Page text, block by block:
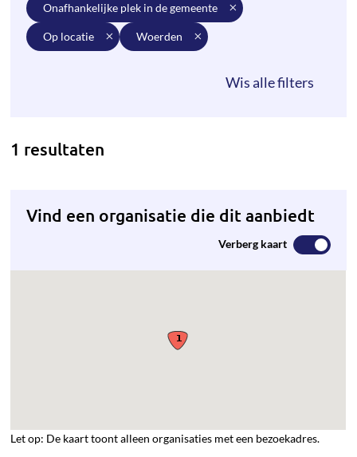
onafhankelijke plek in de gemeente
op locatie woerden
1 resultaten
Vind een organisatie die dit aanbiedt
Verberg kaart
Let op: De kaart toont alleen organisaties met een bezoekadres.